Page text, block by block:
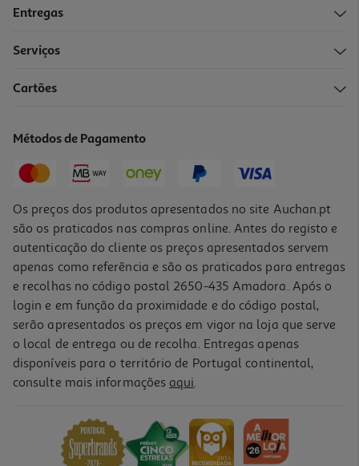
Entregas
Serviços
Cartões
Métodos de Pagamento
Os preços dos produtos apresentados no site Auchan.pt
são os praticados nas compras online. Antes do registo e
autenticação do cliente os preços apresentados servem
apenas como referência e são os praticados para entregas
e recolhas no código postal 2650-435 Amadora. Após o
login e em função da proximidade e do código postal,
serão apresentados os preços em vigor na loja que serve
o local de entrega ou de recolha. Entregas apenas
disponíveis para o território de Portugal continental,
consulte mais informações aqui.